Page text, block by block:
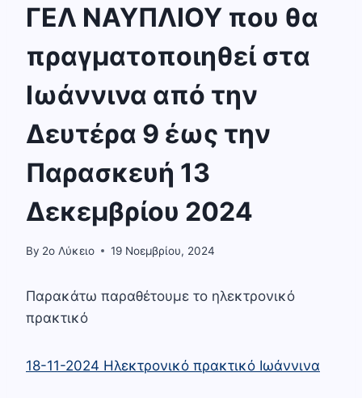
ΓΕΛ ΝΑΥΠΛΙΟΥ που θα
πραγματοποιηθεί στα
Ιωάννινα από την
Δευτέρα 9 έως την
Παρασκευή 13
Δεκεμβρίου 2024
By 2o Λύκειο 19 Νοεμβρίου, 2024
Παρακάτω παραθέτουμε το ηλεκτρονικό
πρακτικό
18-11-2024 Ηλεκτρονικό πρακτικό Ιωάννινα